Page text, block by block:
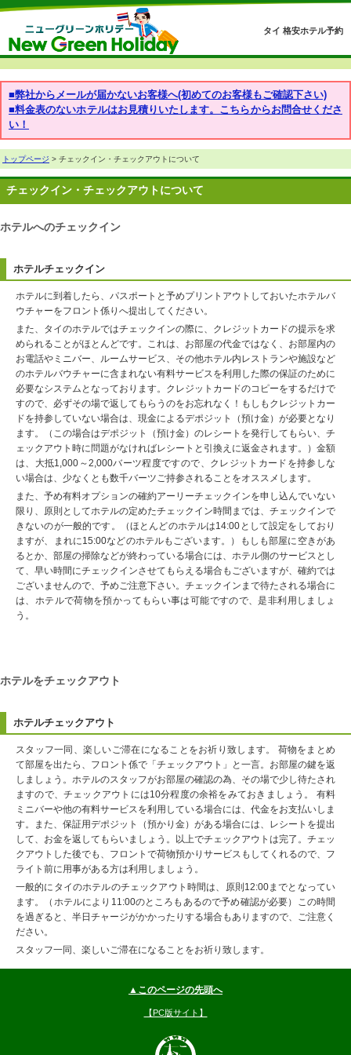
タイ 格安ホテル予約
■弊社からメールが届かないお客様へ(初めてのお客様もご確認下さい)
■料金表のないホテルはお見積りいたします。こちらからお問合せくださ
い！
トップページ > チェックイン・チェックアウトについて
チェックイン・チェックアウトについて
ホテルへのチェックイン
ホテルチェックイン
ホテルに到着したら、パスポートと予めプリントアウトしておいたホテルバ
ウチャーをフロント係りへ提出してください。
また、タイのホテルではチェックインの際に、クレジットカードの提示を求
められることがほとんどです。これは、お部屋の代金ではなく、お部屋内の
お電話やミニバー、ルームサービス、その他ホテル内レストランや施設など
のホテルバウチャーに含まれない有料サービスを利用した際の保証のために
必要なシステムとなっております。クレジットカードのコピーをするだけで
すので、必ずその場で返してもらうのをお忘れなく！もしもクレジットカー
ドを持参していない場合は、現金によるデポジット（預け金）が必要となり
ます。（この場合はデポジット（預け金）のレシートを発行してもらい、チ
ェックアウト時に問題がなければレシートと引換えに返金されます。）金額
は、大抵1,000～2,000バーツ程度ですので、クレジットカードを持参しな
い場合は、少なくとも数千バーツご持参されることをオススメします。
また、予め有料オプションの確約アーリーチェックインを申し込んでいない
限り、原則としてホテルの定めたチェックイン時間までは、チェックインで
きないのが一般的です。（ほとんどのホテルは14:00として設定をしており
ますが、まれに15:00などのホテルもございます。）もしも部屋に空きがあ
るとか、部屋の掃除などが終わっている場合には、ホテル側のサービスとし
て、早い時間にチェックインさせてもらえる場合もございますが、確約では
ございませんので、予めご注意下さい。チェックインまで待たされる場合に
は、ホテルで荷物を預かってもらい事は可能ですので、是非利用しましょ
う。
ホテルをチェックアウト
ホテルチェックアウト
スタッフ一同、楽しいご滞在になることをお祈り致します。 荷物をまとめ
て部屋を出たら、フロント係で「チェックアウト」と一言。お部屋の鍵を返
しましょう。ホテルのスタッフがお部屋の確認の為、その場で少し待たされ
ますので、チェックアウトには10分程度の余裕をみておきましょう。 有料
ミニバーや他の有料サービスを利用している場合には、代金をお支払いしま
す。また、保証用デポジット（預かり金）がある場合には、レシートを提出
して、お金を返してもらいましょう。以上でチェックアウトは完了。チェッ
クアウトした後でも、フロントで荷物預かりサービスもしてくれるので、フ
ライト前に用事がある方は利用しましょう。
一般的にタイのホテルのチェックアウト時間は、原則12:00までとなってい
ます。（ホテルにより11:00のところもあるので予め確認が必要）この時間
を過ぎると、半日チャージがかかったりする場合もありますので、ご注意く
ださい。
スタッフ一同、楽しいご滞在になることをお祈り致します。
▲このページの先頭へ
【PC版サイト】